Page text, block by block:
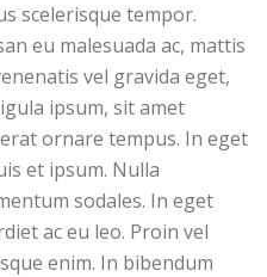
scelerisque tempor.
eu malesuada ac, mattis
vel gravida eget,
ipsum, sit amet
ornare tempus. In eget
et ipsum. Nulla
sodales. In eget
ac eu leo. Proin vel
enim. In bibendum